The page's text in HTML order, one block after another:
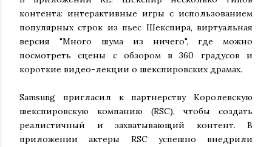
контента: интерактивные игры с использованием
популярных строк из пьес Шекспира, виртуальная
версия "Много шума из ничего", где можно
посмотреть сцены с обзором в 360 градусов и
короткие видео-лекции о шекспировских драмах.
Samsung пригласил к партнерству Королевскую
шекспировскую компанию (RSC), чтобы создать
реалистичный и захватывающий контент. В
приложении актеры RSC успешно внедрили